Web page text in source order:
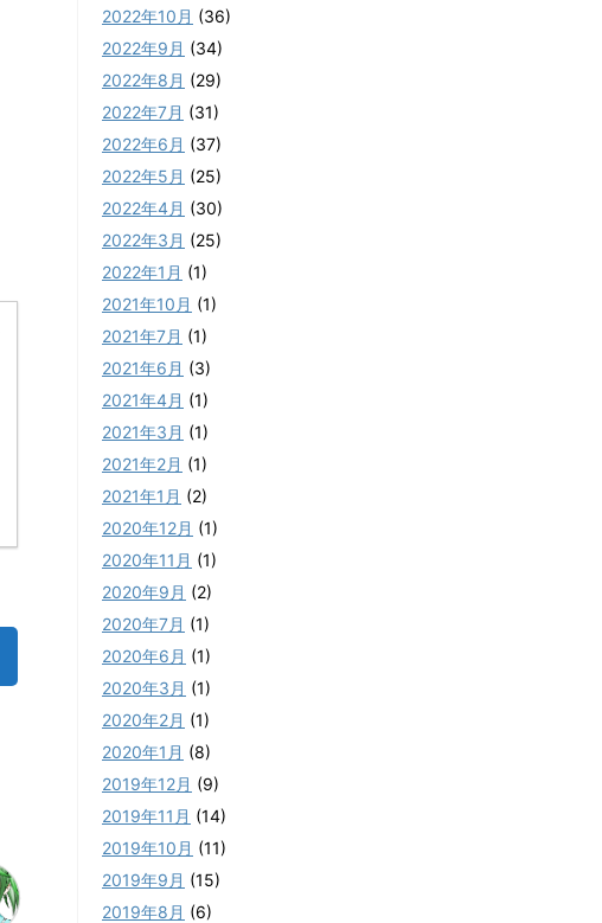
2022年10月 (36)
2022年9月 (34)
2022年8月 (29)
2022年7月 (31)
2022年6月 (37)
2022年5月 (25)
2022年4月 (30)
2022年3月 (25)
2022年1月 (1)
2021年10月 (1)
2021年7月 (1)
2021年6月 (3)
2021年4月 (1)
2021年3月 (1)
2021年2月 (1)
2021年1月 (2)
2020年12月 (1)
2020年11月 (1)
2020年9月 (2)
2020年7月 (1)
2020年6月 (1)
2020年3月 (1)
2020年2月 (1)
2020年1月 (8)
2019年12月 (9)
2019年11月 (14)
2019年10月 (11)
2019年9月 (15)
2019年8月 (6)